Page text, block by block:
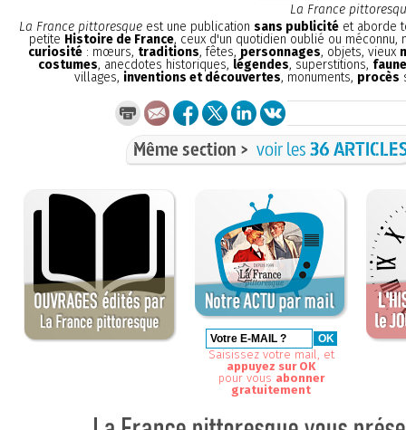
La France
La France pittoresque est une publication sans publicité et aborde
petite Histoire de France, ceux d'un quotidien oublié ou méconnu,
curiosité : mœurs, traditions, fêtes, personnages, objets, vieux
costumes, anecdotes historiques, légendes, superstitions,
villages, inventions et découvertes, monuments, procès
Même section > voir les36
Saisissez votre mail, et
appuyez sur OK
pour vous abonner
gratuitement